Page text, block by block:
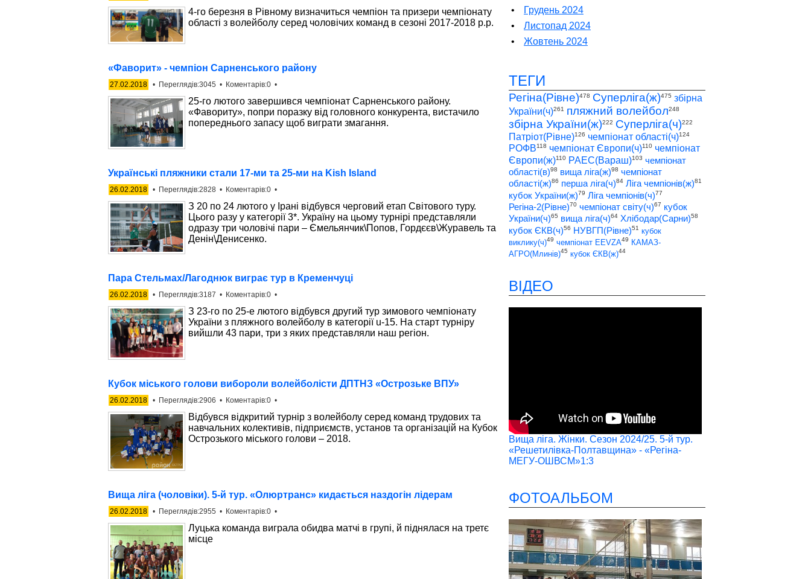
4-го березня в Рівному визначиться чемпіон та призери чемпіонату
області з волейболу серед чоловічих команд в сезоні 2017-2018 р.р.
«Фаворит» - чемпіон Сарненського району
27.02.2018 • Переглядів:3045 • Коментарів:0 •
25-го лютого завершився чемпіонат Сарненського району.
«Фавориту», попри поразку від головного конкурента, вистачило
попереднього запасу щоб виграти змагання.
Українські пляжники стали 17-ми та 25-ми на Kish Island
26.02.2018 • Переглядів:2828 • Коментарів:0 •
З 20 по 24 лютого у Ірані відбувся черговий етап Світового туру.
Цього разу у категорії 3*. Україну на цьому турнірі представляли
одразу три чоловічі пари – Ємельянчик\Попов, Гордєєв\Журавель та
Денін\Денисенко.
Пара Стельмах/Лагоднюк виграє тур в Кременчуці
26.02.2018 • Переглядів:3187 • Коментарів:0 •
З 23-го по 25-е лютого відбувся другий тур зимового чемпіонату
України з пляжного волейболу в категорії u-15. На старт турніру
вийшли 43 пари, три з яких представляли наш регіон.
Кубок міського голови вибороли волейболісти ДПТНЗ «Острозьке ВПУ»
26.02.2018 • Переглядів:2906 • Коментарів:0 •
Відбувся відкритий турнір з волейболу серед команд трудових та
навчальних колективів, підприємств, установ та організацій на Кубок
Острозького міського голови – 2018.
Вища ліга (чоловіки). 5-й тур. «Олюртранс» кидається наздогін лідерам
26.02.2018 • Переглядів:2955 • Коментарів:0 •
Луцька команда виграла обидва матчі в групі, й піднялася на третє
місце
•
Грудень 2024
•
Листопад 2024
•
Жовтень 2024
ТЕГИ
Регіна(Рівне)478 Суперліга(ж)475 збірна
України(ч)261 пляжний волейбол248
збірна України(ж)222 Суперліга(ч)222
Патріот(Рівне)126 чемпіонат області(ч)124
РОФВ118 чемпіонат Європи(ч)110 чемпіонат
Європи(ж)110 РАЕС(Вараш)103 чемпіонат
області(в)98 вища ліга(ж)98 чемпіонат
області(ж)86 перша ліга(ч)84 Ліга чемпіонів(ж)81
кубок України(ж)79 Ліга чемпіонів(ч)77
Регіна-2(Рівне)70 чемпіонат світу(ч)67 кубок
України(ч)65 вища ліга(ч)64 Хлібодар(Сарни)58
кубок ЄКВ(ч)56 НУВГП(Рівне)51 кубок
виклику(ч)49 чемпіонат EEVZA49
КАМАЗ-
АГРО(Млинів)45 кубок ЄКВ(ж)44
ВІДЕО
Вища ліга. Жінки. Сезон 2024/25. 5-й тур.
«Решетилівка-Полтавщина» - «Регіна-
МЕГУ-ОШВСМ»1:3
ФОТОАЛЬБОМ